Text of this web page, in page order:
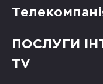
ПОСЛУГИ
TV